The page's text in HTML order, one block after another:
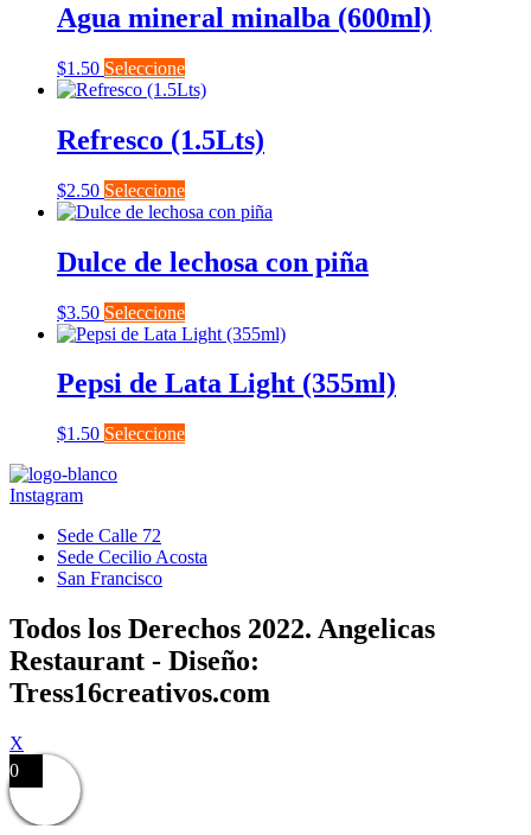
Agua mineral minalba (600ml)
$1.50 Seleccione
Refresco (1.5Lts)
$2.50 Seleccione
Dulce de lechosa con piña
$3.50 Seleccione
Pepsi de Lata Light (355ml)
$1.50 Seleccione
Instagram
Sede Calle 72
Sede Cecilio Acosta
San Francisco
Todos los Derechos 2022. Angelicas
Restaurant - Diseño:
Tress16creativos.com
X
0